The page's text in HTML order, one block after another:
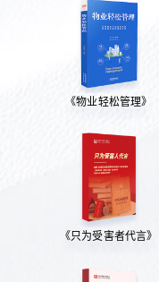
《物业轻松管理》
《只为受害者代言》